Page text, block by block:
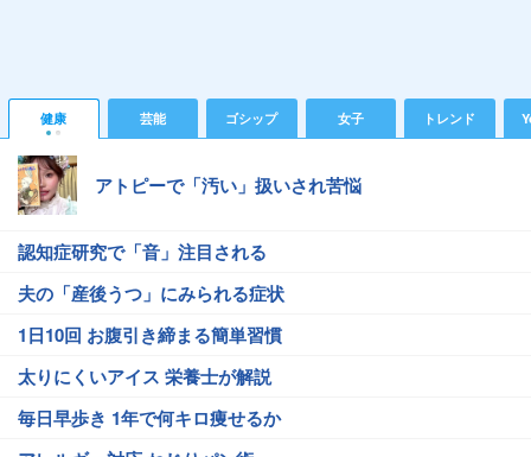
健康 芸能 ゴシップ 女子 トレンド
アトピーで「汚い」扱いされ苦悩
認知症研究で「音」注目される
夫の「産後うつ」にみられる症状
1日10回 お腹引き締まる簡単習慣
太りにくいアイス 栄養士が解説
毎日早歩き 1年で何キロ痩せるか